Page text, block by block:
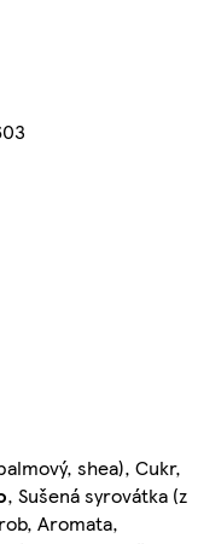
shea), Cukr,
, Sušená syrovátka (z
Aromata,